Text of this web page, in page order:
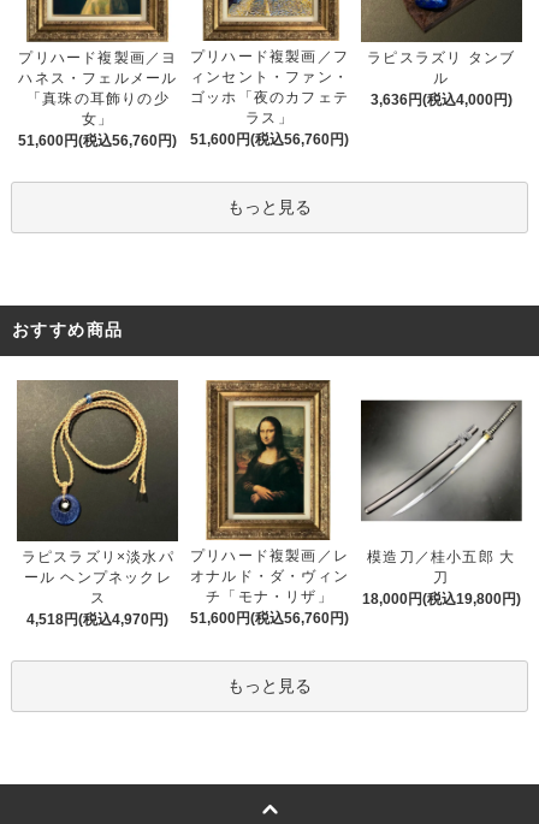
プリハード複製画／ヨ
ハネス・フェルメール
「真珠の耳飾りの少
女」
51,600円(税込56,760円)
プリハード複製画／フ
ィンセント・ファン・
ゴッホ「夜のカフェテ
ラス」
51,600円(税込56,760円)
ラピスラズリ タンブ
ル
3,636円(税込4,000円)
もっと見る
おすすめ商品
ラピスラズリ×淡水パ
ール ヘンプネックレ
ス
4,518円(税込4,970円)
プリハード複製画／レ
オナルド・ダ・ヴィン
チ「モナ・リザ」
51,600円(税込56,760円)
模造刀／桂小五郎 大
刀
18,000円(税込19,800円)
もっと見る